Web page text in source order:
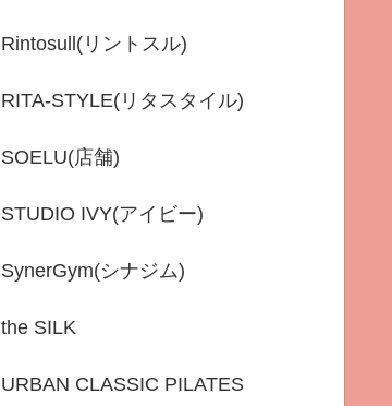
Rintosull(リントスル)
RITA-STYLE(リタスタイル)
SOELU(店舗)
STUDIO IVY(アイビー)
SynerGym(シナジム)
the SILK
URBAN CLASSIC PILATES